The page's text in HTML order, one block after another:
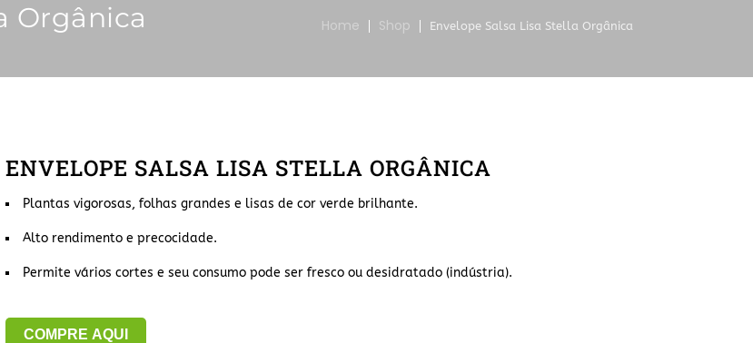
Orgânica Home Shop Envelope Salsa Lisa Stella Orgânica
ENVELOPE SALSA LISA STELLA ORGÂNICA
Plantas vigorosas, folhas grandes e lisas de cor verde brilhante.
Alto rendimento e precocidade.
Permite vários cortes e seu consumo pode ser fresco ou desidratado (indústria).
COMPRE AQUI